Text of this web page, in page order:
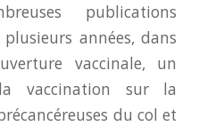
publications
années, dans
vaccinale, un
vaccination sur la
du col et